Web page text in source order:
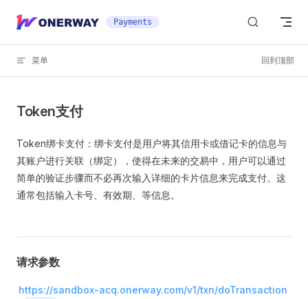
Skip to content Payments
菜单 回到顶部
Token支付
Token绑卡支付：绑卡支付是用户将其信用卡或借记卡的信息与
其账户进行关联（绑定），使得在未来的交易中，用户可以通过
简单的验证步骤而不必再次输入详细的卡片信息来完成支付。这
通常包括输入卡号、有效期、等信息。
请求参数
https://sandbox-acq.onerway.com/v1/txn/doTransaction